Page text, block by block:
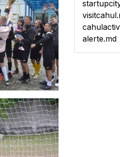
alerte.md